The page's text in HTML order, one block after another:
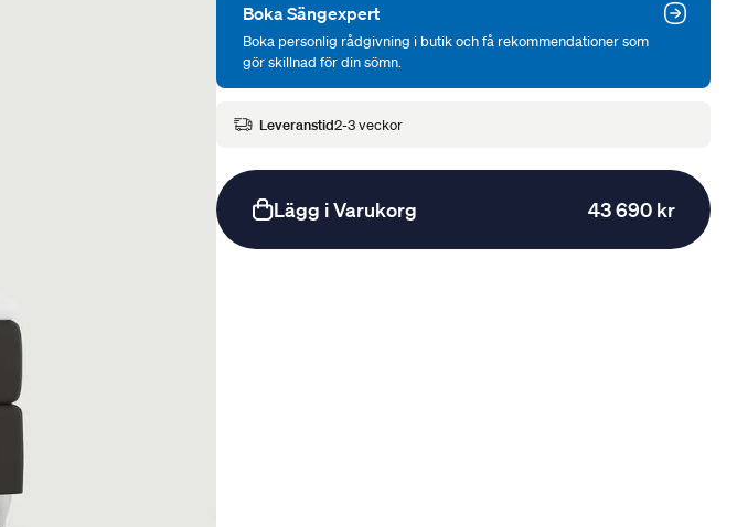
Boka Sängexpert
Boka personlig rådgivning i butik och få rekommendationer som
gör skillnad för din sömn.
Leveranstid2-3 veckor
Lägg i Varukorg 43 690 kr